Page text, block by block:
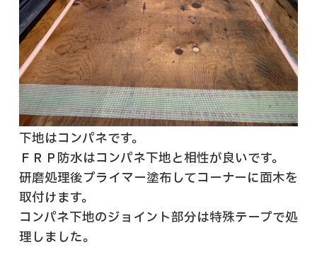
下地はコンパネです。
ＦＲＰ防水はコンパネ下地と相性が良いです。
研磨処理後プライマー塗布してコーナーに面木を
取付けます。
コンパネ下地のジョイント部分は特殊テープで処
理しました。